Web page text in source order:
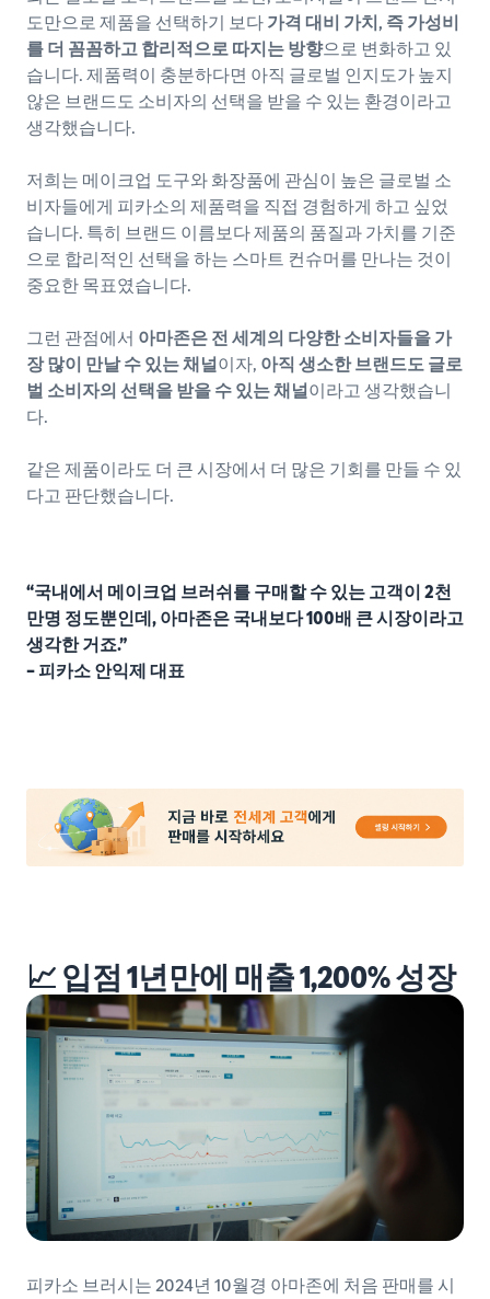
도만으로 제품을 선택하기 보다 가격 대비 가치, 즉 가성비
를 더 꼼꼼하고 합리적으로 따지는 방향으로 변화하고 있
습니다. 제품력이 충분하다면 아직 글로벌 인지도가 높지
않은 브랜드도 소비자의 선택을 받을 수 있는 환경이라고
생각했습니다.
저희는 메이크업 도구와 화장품에 관심이 높은 글로벌 소
비자들에게 피카소의 제품력을 직접 경험하게 하고 싶었
습니다. 특히 브랜드 이름보다 제품의 품질과 가치를 기준
으로 합리적인 선택을 하는 스마트 컨슈머를 만나는 것이
중요한 목표였습니다.
그런 관점에서 아마존은 전 세계의 다양한 소비자들을 가
장 많이 만날 수 있는 채널이자, 아직 생소한 브랜드도 글로
벌 소비자의 선택을 받을 수 있는 채널이라고 생각했습니
다.
같은 제품이라도 더 큰 시장에서 더 많은 기회를 만들 수 있
다고 판단했습니다.
“국내에서 메이크업 브러쉬를 구매할 수 있는 고객이 2천
만명 정도뿐인데, 아마존은 국내보다 100배 큰 시장이라고
생각한 거죠.”
– 피카소 안익제 대표
📈 입점 1년만에 매출 1,200% 성장
피카소 브러시는 2024년 10월경 아마존에 처음 판매를 시